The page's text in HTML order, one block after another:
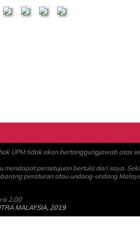
UPM tidak akan bertanggungjawab atas
persetujuan bertulis dari saya.
peraturan atau undang-undang
2.00
MALAYSIA, 2019